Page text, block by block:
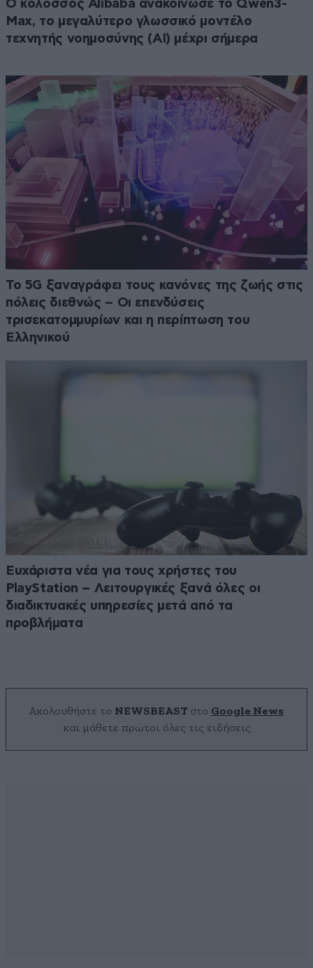
Ο κολοσσός Alibaba ανακοίνωσε το Qwen3-
Max, το μεγαλύτερο γλωσσικό μοντέλο
τεχνητής νοημοσύνης (ΑΙ) μέχρι σήμερα
Το 5G ξαναγράφει τους κανόνες της ζωής στις
πόλεις διεθνώς – Οι επενδύσεις
τρισεκατομμυρίων και η περίπτωση του
Ελληνικού
Ευχάριστα νέα για τους χρήστες του
PlayStation – Λειτουργικές ξανά όλες οι
διαδικτυακές υπηρεσίες μετά από τα
προβλήματα
Ακολουθήστε το NEWSBEAST στο Google News
και μάθετε πρώτοι όλες τις ειδήσεις